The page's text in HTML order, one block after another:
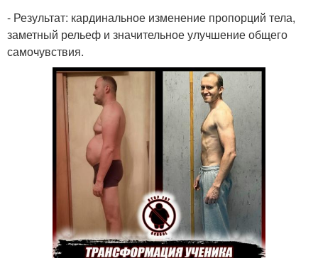
- Результат: кардинальное изменение пропорций тела,
заметный рельеф и значительное улучшение общего
самочувствия.